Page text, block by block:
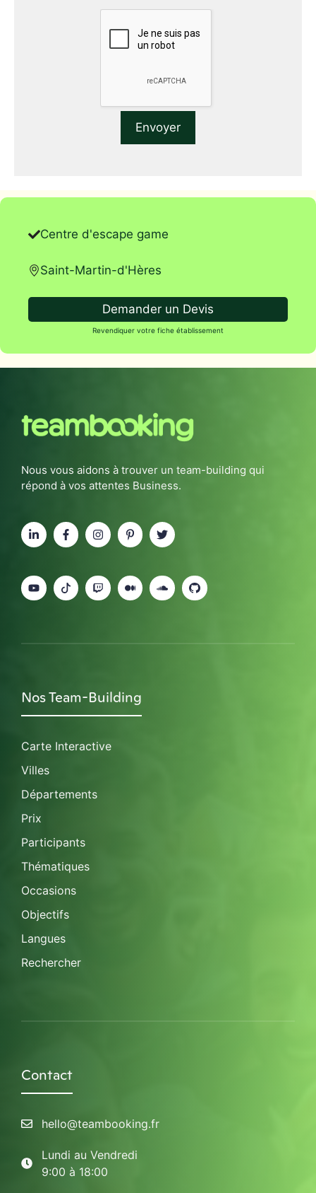
Centre d'escape game
Saint-Martin-d'Hères
Demander un Devis
Revendiquer votre fiche établissement
Nous vous aidons à trouver un team-building qui
répond à vos attentes Business.
Nos Team-Building
Carte Interactive
Villes
Départements
Prix
Participants
Thématiques
Occasions
Objectifs
Langues
Rechercher
Contact
hello@teambooking.fr
Lundi au Vendredi
9:00 à 18:00